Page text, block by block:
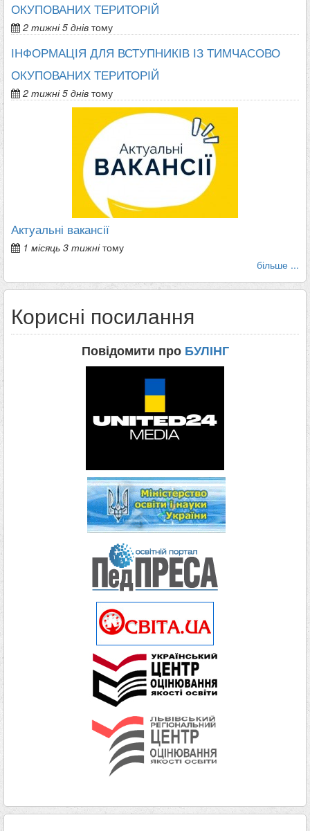
ОКУПОВАНИХ ТЕРИТОРІЙ
2 тижні 5 днів тому
ІНФОРМАЦІЯ ДЛЯ ВСТУПНИКІВ ІЗ ТИМЧАСОВО
ОКУПОВАНИХ ТЕРИТОРІЙ
2 тижні 5 днів тому
Актуальні вакансії
1 місяць 3 тижнітому
більше ...
Корисні посилання
Повідомити про БУЛІНГ